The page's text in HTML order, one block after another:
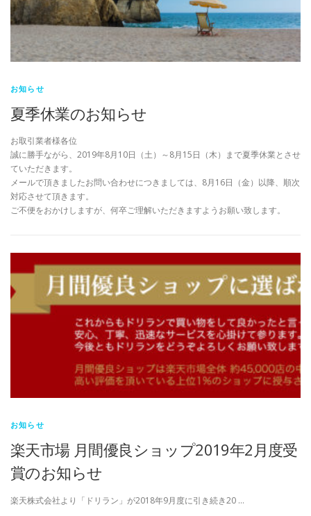
お知らせ
夏季休業のお知らせ
お取引業者様各位
誠に勝手ながら、2019年8月10日（土）～8月15日（木）まで夏季休業とさせ
ていただきます。
メールで頂きましたお問い合わせにつきましては、8月16日（金）以降、順次
対応させて頂きます。
ご不便をおかけしますが、何卒ご理解いただきますようお願い致します。
お知らせ
楽天市場 月間優良ショップ2019年2月度受
賞のお知らせ
楽天株式会社より「ドリラン」が2018年9月度に引き続き20 …